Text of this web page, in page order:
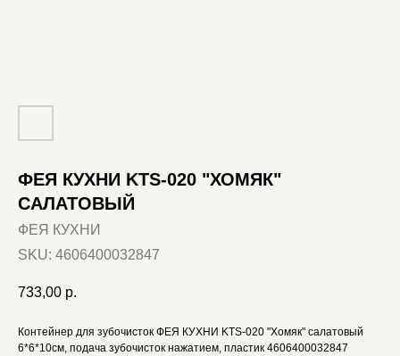
ФЕЯ КУХНИ KTS-020 "ХОМЯК"
САЛАТОВЫЙ
ФЕЯ КУХНИ
SKU: 4606400032847
733,00 р.
Контейнер для зубочисток ФЕЯ КУХНИ KTS-020 "Хомяк" салатовый
6*6*10см, подача зубочисток нажатием, пластик 4606400032847